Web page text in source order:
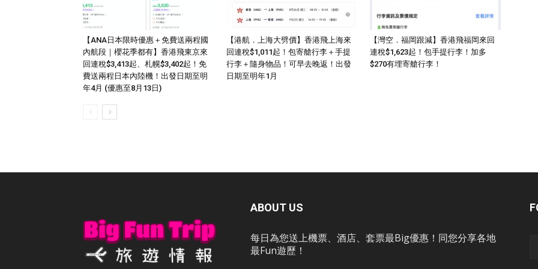
【ANA日本限時優惠＋免費送兩程國
內航段｜櫻花季都有】香港飛東京來
回連稅$3,413起、札幌$3,402起！免
費送兩程日本內陸機！出發日期至明
年4月 (優惠至8月13日)
【港航．上海大劈價】香港飛上海來
回連稅$1,011起！包寄艙行李＋手提
行李＋隨身物品！可早去晚返！出發
日期至明年1月
【灣空．福岡跟減】香港飛福岡來回
連稅$1,623起！包手提行李！加多
$270有埋寄艙行李！
ABOUT US
每日為您送上機票、酒店、套票最Big優惠！同您分享各地
最Fun遊歷！